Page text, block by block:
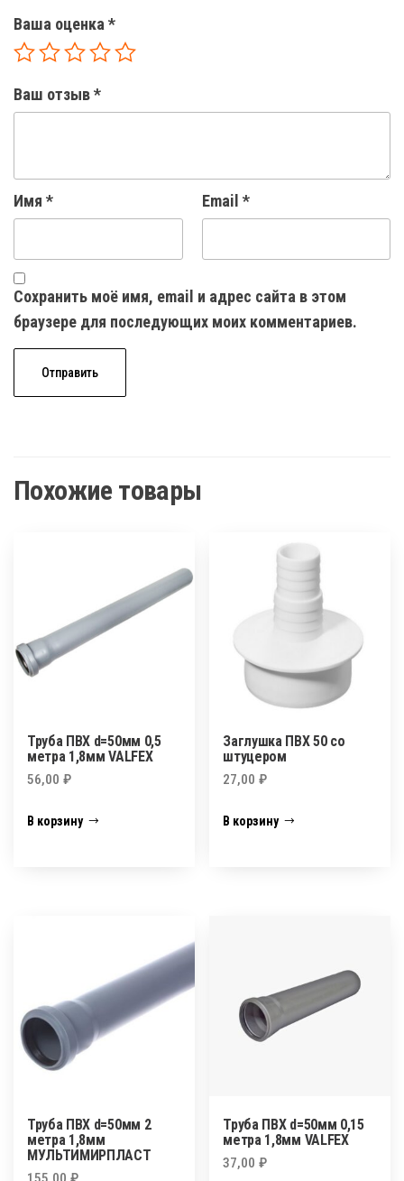
Ваша оценка *
Ваш отзыв*
Имя * Email *
Сохранить моё имя, email и адрес сайта в этом
браузере для последующих моих комментариев.
Похожие товары
Труба ПВХ d=50мм 0,5
метра 1,8мм VALFEX
56,00 ₽
В корзину
Заглушка ПВХ 50 со
штуцером
27,00₽
В корзину
Труба ПВХ d=50мм 2
метра 1,8мм
МУЛЬТИМИРПЛАСТ
Труба ПВХ d=50мм 0,15
метра 1,8мм VALFEX
37,00₽